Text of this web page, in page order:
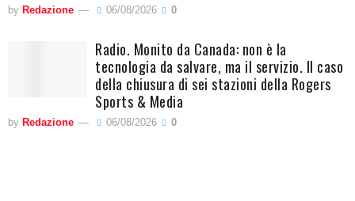
by Redazione 06/08/2026 0
Radio. Monito da Canada: non è la
tecnologia da salvare, ma il servizio. Il caso
della chiusura di sei stazioni della Rogers
Sports & Media
by Redazione 06/08/2026 0